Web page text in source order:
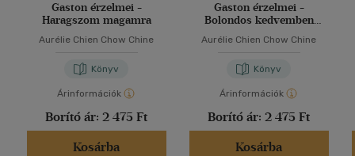
Gaston érzelmei -
Haragszom magamra
Aurélie Chien Chow Chine
Könyv
Árinformációk
Borító ár: 2 475 Ft
Kosárba
Gaston érzelmei -
Bolondos kedvemben
Aurélie Chien Chow Chine
Könyv
Árinformációk
Borító ár: 2 475 Ft
Kosárba